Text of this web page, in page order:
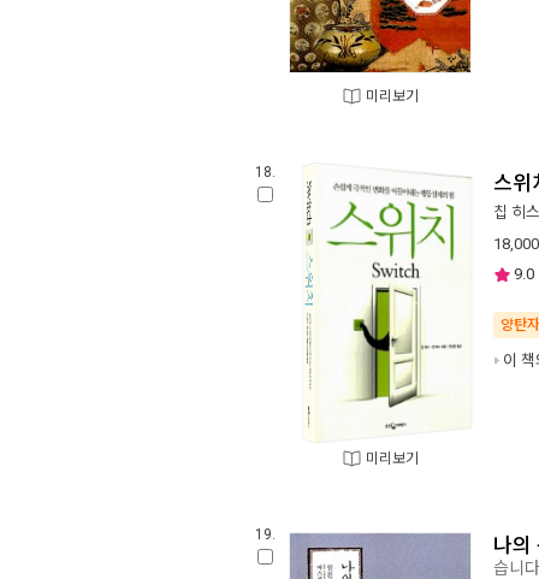
미리보기
18.
미리보기
스위
칩 히스
18,000
9.0
양탄
이
19. 나의
습니다